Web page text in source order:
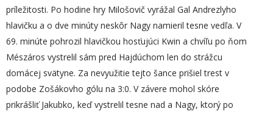
príležitosti. Po hodine hry Milošovič vyrážal Gal Andrezlyho
hlavičku a o dve minúty neskôr Nagy namieril tesne vedľa. V
69. minúte pohrozil hlavičkou hosťujúci Kwin a chvíľu po ňom
Mészáros vystrelil sám pred Hajdúchom len do strážcu
domácej svätyne. Za nevyužitie tejto šance prišiel trest v
podobe Zošákovho gólu na 3:0. V závere mohol skóre
prikrášliť Jakubko, keď vystrelil tesne nad a Nagy, ktorý po